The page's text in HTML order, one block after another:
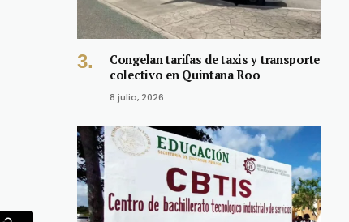
Congelan tarifas de taxis y transporte
colectivo en Quintana Roo
8 julio, 2026